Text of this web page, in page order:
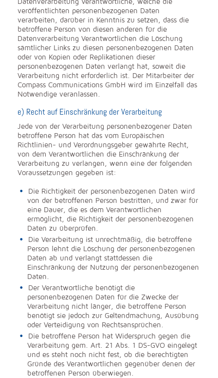
Datenverarbeitung Verantwortliche, welche die
veröffentlichten personenbezogenen Daten
verarbeiten, darüber in Kenntnis zu setzen, dass die
betroffene Person von diesen anderen für die
Datenverarbeitung Verantwortlichen die Löschung
sämtlicher Links zu diesen personenbezogenen Daten
oder von Kopien oder Replikationen dieser
personenbezogenen Daten verlangt hat, soweit die
Verarbeitung nicht erforderlich ist. Der Mitarbeiter der
Compass Communications GmbH wird im Einzelfall das
Notwendige veranlassen.
e) Recht auf Einschränkung der Verarbeitung
Jede von der Verarbeitung personenbezogener Daten
betroffene Person hat das vom Europäischen
Richtlinien- und Verordnungsgeber gewährte Recht,
von dem Verantwortlichen die Einschränkung der
Verarbeitung zu verlangen, wenn eine der folgenden
Voraussetzungen gegeben ist:
Die Richtigkeit der personenbezogenen Daten wird
von der betroffenen Person bestritten, und zwar für
eine Dauer, die es dem Verantwortlichen
ermöglicht, die Richtigkeit der personenbezogenen
Daten zu überprüfen.
Die Verarbeitung ist unrechtmäßig, die betroffene
Person lehnt die Löschung der personenbezogenen
Daten ab und verlangt stattdessen die
Einschränkung der Nutzung der personenbezogenen
Daten.
Der Verantwortliche benötigt die
personenbezogenen Daten für die Zwecke der
Verarbeitung nicht länger, die betroffene Person
benötigt sie jedoch zur Geltendmachung, Ausübung
oder Verteidigung von Rechtsansprüchen.
Die betroffene Person hat Widerspruch gegen die
Verarbeitung gem. Art. 21 Abs. 1 DS-GVO eingelegt
und es steht noch nicht fest, ob die berechtigten
Gründe des Verantwortlichen gegenüber denen der
betroffenen Person überwiegen.